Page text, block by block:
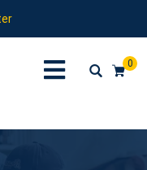
0